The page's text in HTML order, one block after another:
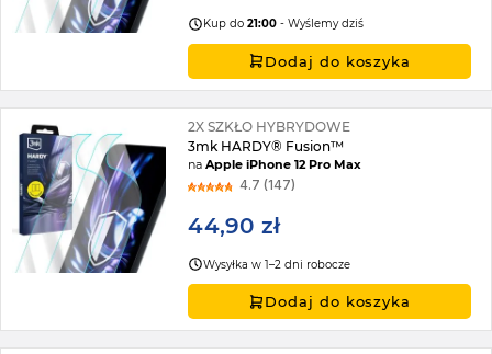
Kup do21:00 - Wyślemy dziś
Dodaj do koszyka
2X SZKŁO HYBRYDOWE
3mk HARDY® Fusion™
naApple iPhone 12 Pro Max
4.7 (147)
44,90 zł
Wysyłka w 1–2 dni robocze
Dodaj do koszyka